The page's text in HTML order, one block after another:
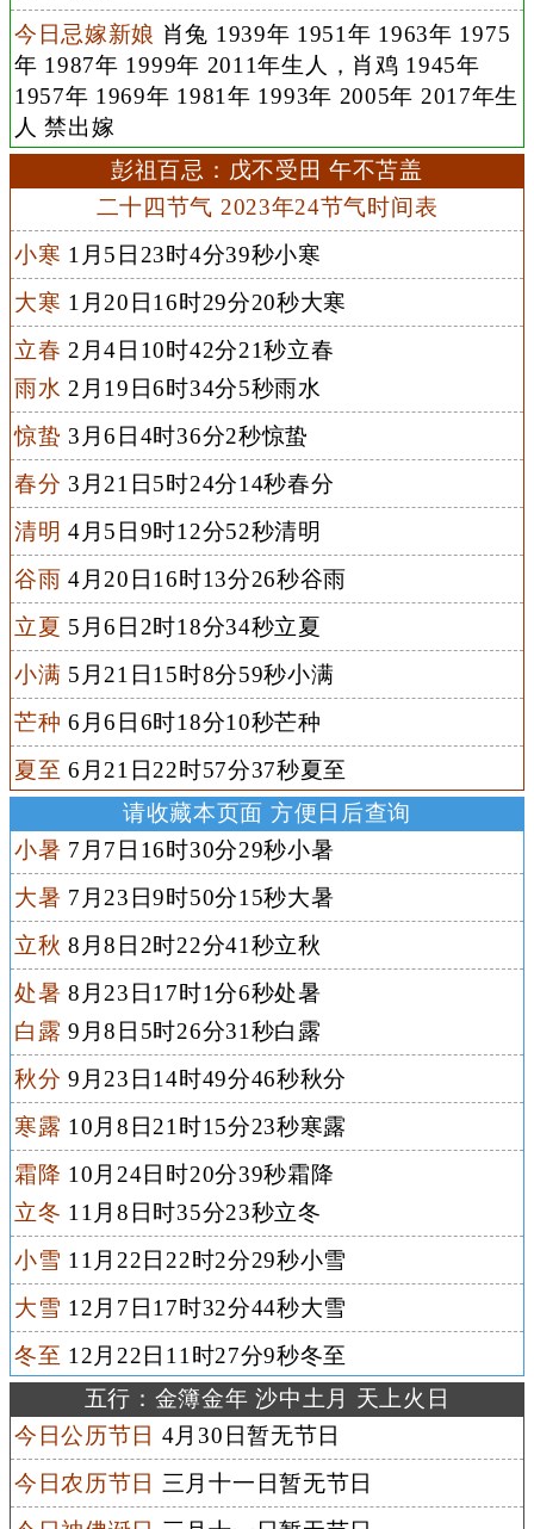
今日忌嫁新娘 肖兔 1939年 1951年 1963年 1975
年 1987年 1999年 2011年生人，肖鸡 1945年
1957年 1969年 1981年 1993年 2005年 2017年生
人 禁出嫁
彭祖百忌：戊不受田 午不苫盖
二十四节气 2023年24节气时间表
小寒 1月5日23时4分39秒小寒
大寒 1月20日16时29分20秒大寒
立春 2月4日10时42分21秒立春
雨水 2月19日6时34分5秒雨水
惊蛰 3月6日4时36分2秒惊蛰
春分 3月21日5时24分14秒春分
清明 4月5日9时12分52秒清明
谷雨 4月20日16时13分26秒谷雨
立夏 5月6日2时18分34秒立夏
小满 5月21日15时8分59秒小满
芒种 6月6日6时18分10秒芒种
夏至 6月21日22时57分37秒夏至
请收藏本页面 方便日后查询
小暑 7月7日16时30分29秒小暑
大暑 7月23日9时50分15秒大暑
立秋 8月8日2时22分41秒立秋
处暑 8月23日17时1分6秒处暑
白露 9月8日5时26分31秒白露
秋分 9月23日14时49分46秒秋分
寒露 10月8日21时15分23秒寒露
霜降 10月24日时20分39秒霜降
立冬 11月8日时35分23秒立冬
小雪 11月22日22时2分29秒小雪
大雪 12月7日17时32分44秒大雪
冬至 12月22日11时27分9秒冬至
五行：金簿金年 沙中土月 天上火日
今日公历节日 4月30日暂无节日
今日农历节日 三月十一日暂无节日